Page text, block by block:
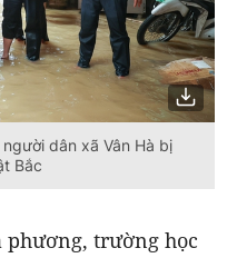
dân xã Vân Hà bị
Bắc
trường học